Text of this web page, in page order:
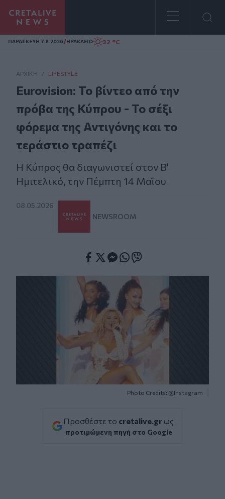
Homepage
ΠΑΡΑΣΚΕΥΗ 7.8.2026/ΗΡΑΚΛΕΙΟ 32 °C
ΑΡΧΙΚΗ / LIFESTYLE
Eurovision: Το βίντεο από την
πρόβα της Κύπρου - Το σέξι
φόρεμα της Αντιγόνης και το
τεράστιο τραπέζι
Η Κύπρος θα διαγωνιστεί στον Β'
Ημιτελικό, την Πέμπτη 14 Μαΐου
08.05.2026
NEWSROOM
Photo Credits: @Instagram
Προσθέστε το cretalive.gr ως
προτιμώμενη πηγή στο Google